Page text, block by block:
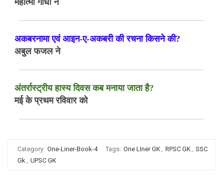
महात्मा गांधी ने
अकबरनामा एवं आइन-ए-अकबरी की रचना किसने की?
अबुल फजल ने
अंतर्रास्ट्रीय हास्य दिवस कब मनाया जाता है?
मई के प्रथम रविवार को
Category: One-Liner-Book-4 Tags: One LIner GK, RPSC GK, SSC
Gk, UPSC GK